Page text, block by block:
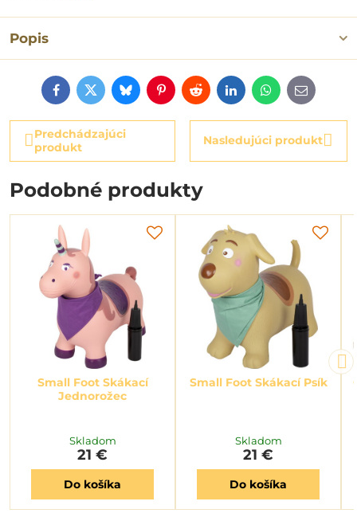
Popis
FacebookTwitterBlueskyPinterestRedditLinkedInWhatsApp
E-
mail
Predchádzajúci
produkt
Nasledujúci produkt
Podobné produkty
Small Foot Skákací
Jednorožec
Skladom
21 €
Do košíka
Small Foot Skákací Psík
Skladom
21 €
Do košíka